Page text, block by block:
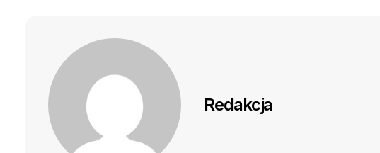
Redakcja